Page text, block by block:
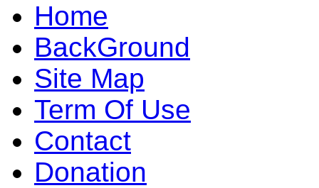
Home
BackGround
Site Map
Term Of Use
Contact
Donation